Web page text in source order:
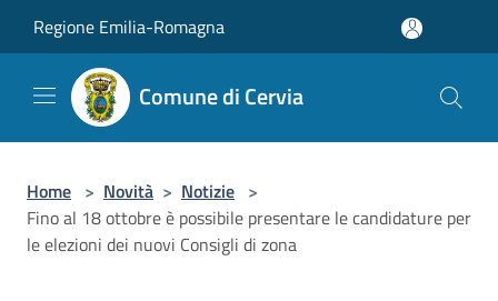
Regione Emilia-Romagna
Comune di Cervia
Home > Novità > Notizie >
Fino al 18 ottobre è possibile presentare le candidature per
le elezioni dei nuovi Consigli di zona